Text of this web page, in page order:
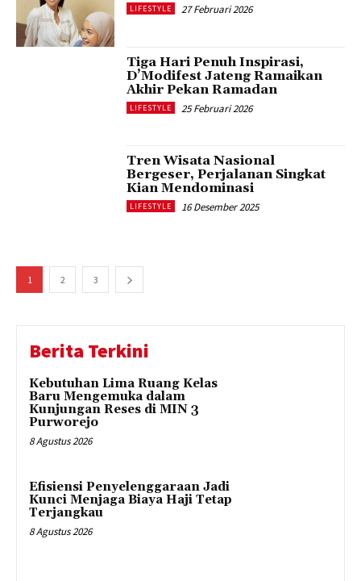
LIFESTYLE 27 Februari 2026
Tiga Hari Penuh Inspirasi,
D’Modifest Jateng Ramaikan
Akhir Pekan Ramadan
LIFESTYLE 25 Februari 2026
Tren Wisata Nasional
Bergeser, Perjalanan Singkat
Kian Mendominasi
LIFESTYLE 16 Desember 2025
1 2 3
Berita Terkini
Kebutuhan Lima Ruang Kelas
Baru Mengemuka dalam
Kunjungan Reses di MIN 3
Purworejo
8 Agustus 2026
Efisiensi Penyelenggaraan Jadi
Kunci Menjaga Biaya Haji Tetap
Terjangkau
8 Agustus 2026